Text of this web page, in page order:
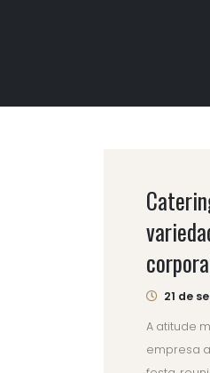
21 de
A atitude
empresa